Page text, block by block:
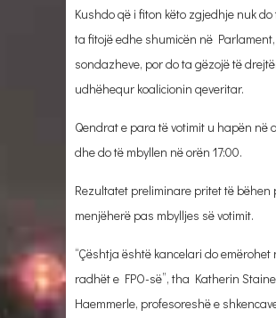
Kushdo që i fiton këto zgjedhje nuk
ta fitojë edhe shumicën në
sondazheve, por do ta gëzojë të
udhëhequr koalicionin qeveritar.
Qendrat e para të votimit u hapën në
dhe do të mbyllen në orën 17:00.
Rezultatet preliminare pritet të bëhen
menjëherë pas mbylljes së votimit.
“Çështja është kancelari do emërohet
radhët e FPO-së”, tha Katherin
Haemmerle, profesoreshë e